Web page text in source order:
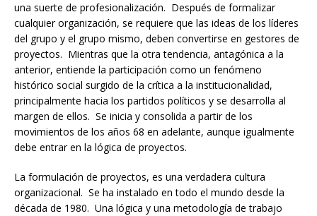
una suerte de profesionalización. Después de formalizar
cualquier organización, se requiere que las ideas de los líderes
del grupo y el grupo mismo, deben convertirse en gestores de
proyectos. Mientras que la otra tendencia, antagónica a la
anterior, entiende la participación como un fenómeno
histórico social surgido de la crítica a la institucionalidad,
principalmente hacia los partidos políticos y se desarrolla al
margen de ellos. Se inicia y consolida a partir de los
movimientos de los años 68 en adelante, aunque igualmente
debe entrar en la lógica de proyectos.
La formulación de proyectos, es una verdadera cultura
organizacional. Se ha instalado en todo el mundo desde la
década de 1980. Una lógica y una metodología de trabajo